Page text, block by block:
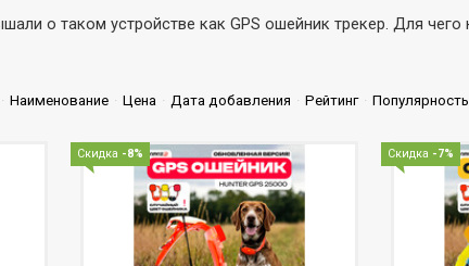
· Наименование · Цена · Дата добавления · Рейтинг · Популярность
Скидка -8% Скидка -7%